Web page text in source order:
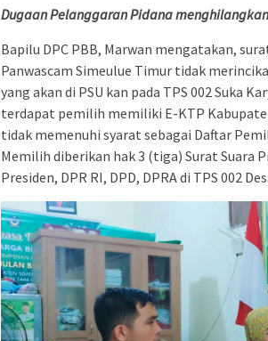
Dugaan Pelanggaran Pidana
Bapilu DPC PBB, Marwan mengatakan,
Panwascam Simeulue Timur tidak
yang akan di PSU kan pada TPS 002 Suka
terdapat pemilih memiliki E-KTP
tidak memenuhi syarat sebagai Daftar
Memilih diberikan hak 3 (tiga) Surat Suara
Presiden, DPR RI, DPD, DPRA di TPS 002